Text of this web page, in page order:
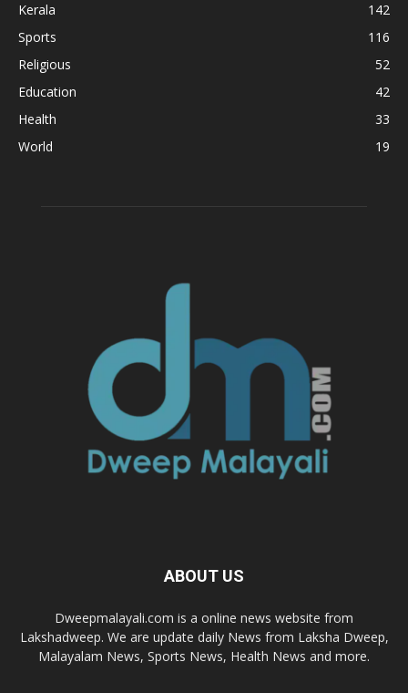
Kerala
142
Sports
116
Religious
52
Education
42
Health
33
World
19
ABOUT US
Dweepmalayali.com is a online news website from
Lakshadweep. We are update daily News from Laksha Dweep,
Malayalam News, Sports News, Health News and more.